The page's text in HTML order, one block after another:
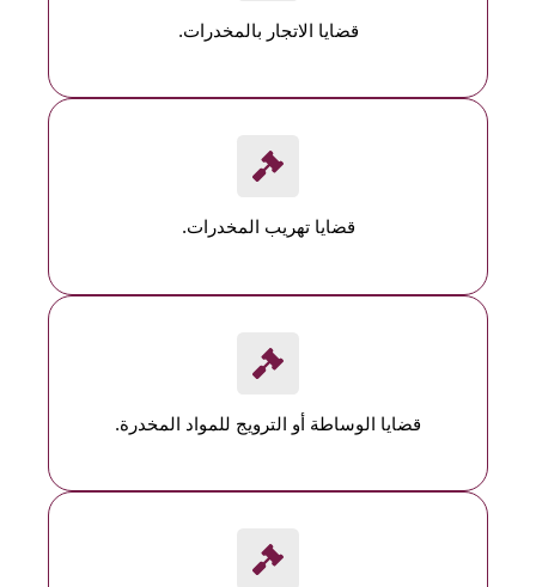
قضايا الاتجار بالمخدرات.
قضايا تهريب المخدرات.
قضايا الوساطة أو الترويج للمواد المخدرة.